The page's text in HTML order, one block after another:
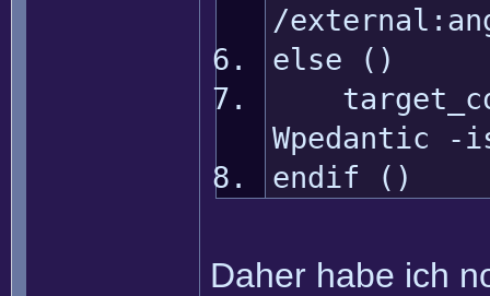
/
else ()
Wpedantic -
endif ()
Daher habe ich